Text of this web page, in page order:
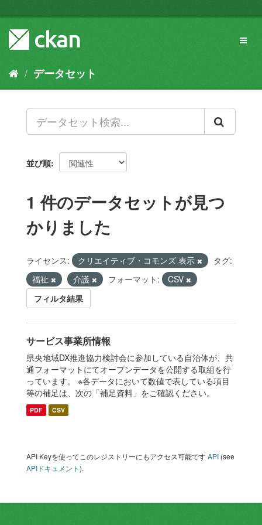
キ
容
データセット
並び順
1 件のデータセットが見つ
かりました
ライセンス: クリエイティブ・コモンズ 表示
タグ:
福祉
介護 フォーマット:
CSV
フィルタ結果
サービス事業所情報
県央地域DX推進協力検討会に参加している自治体が、共
通フォーマットにてオープンデータを公開する取組を行
っています。 ※各データにおいて数値で表している項目
等の補足は、次の「補足資料」をご確認ください。
PDF CSV
API Keyを使ってこのレジストリーにもアクセス可能ですAPI (see
APIドキュメント).